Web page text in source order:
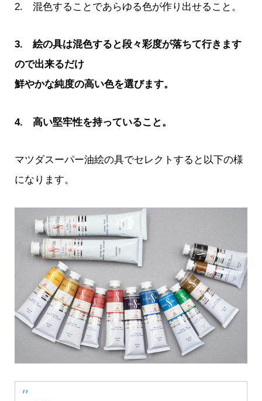
2. 混色することであらゆる色が作り出せること。
3. 絵の具は混色すると段々彩度が落ちて行きます
ので出来るだけ
鮮やかな純度の高い色を選びます。
4. 高い堅牢性を持っていること。
マツダスーパー油絵の具でセレクトすると以下の様
になります。